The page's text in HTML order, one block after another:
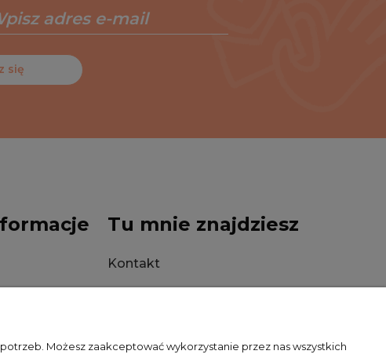
się
Tu mnie znajdziesz
Kontakt
Możesz zaakceptować wykorzystanie przez nas wszystkich